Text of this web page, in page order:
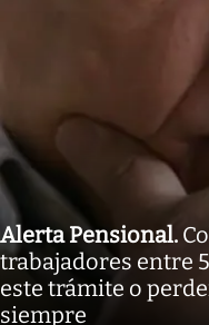
Alerta Pensional.
trabajadores entre
este trámite o
siempre